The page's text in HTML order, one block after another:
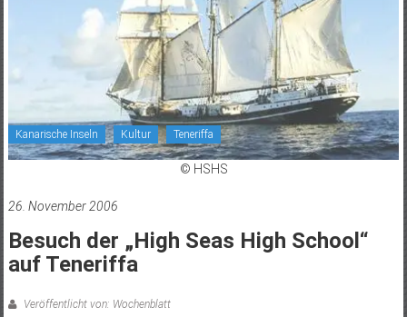
Kanarische Inseln Kultur Teneriffa
© HSHS
26. November 2006
Besuch der „High Seas High School“
auf Teneriffa
Veröffentlicht von: Wochenblatt